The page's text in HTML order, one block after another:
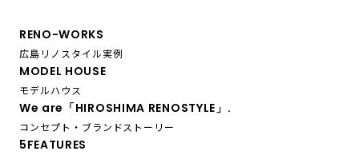
RENO-WORKS
広島リノスタイル実例
MODEL HOUSE
モデルハウス
We are「HIROSHIMA RENOSTYLE」.
コンセプト・ブランドストーリー
5FEATURES